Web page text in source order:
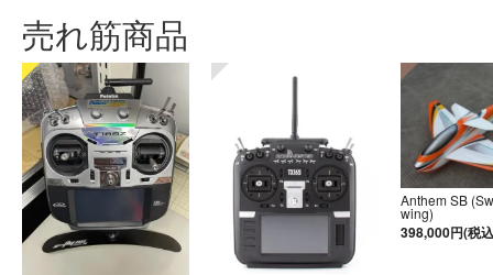
売れ筋商品
Anthem SB
wing)
398,000円(税